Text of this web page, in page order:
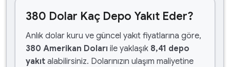
380 Dolar Kaç Depo Yakıt Eder?
Anlık dolar kuru ve güncel yakıt fiyatlarına göre,
380 Amerikan Doları ile yaklaşık 8,41 depo
yakıt alabilirsiniz. Dolarınızın ulaşım maliyetine